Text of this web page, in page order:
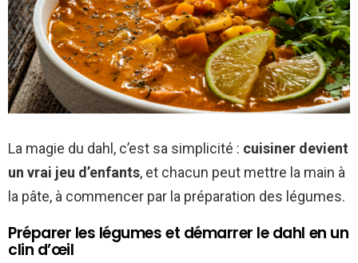
La magie du dahl, c’est sa simplicité : cuisiner devient
un vrai jeu d’enfants, et chacun peut mettre la main à
la pâte, à commencer par la préparation des légumes.
Préparer les légumes et démarrer le dahl en un
clin d’œil